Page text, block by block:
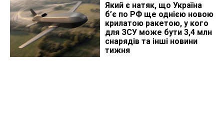
Який є натяк, що Україна
б’є по РФ ще однією новою
крилатою ракетою, у кого
для ЗСУ може бути 3,4 млн
снарядів та інші новини
тижня